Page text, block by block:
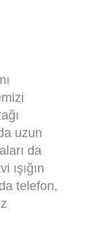
uzun
da
ışığın
telefon,